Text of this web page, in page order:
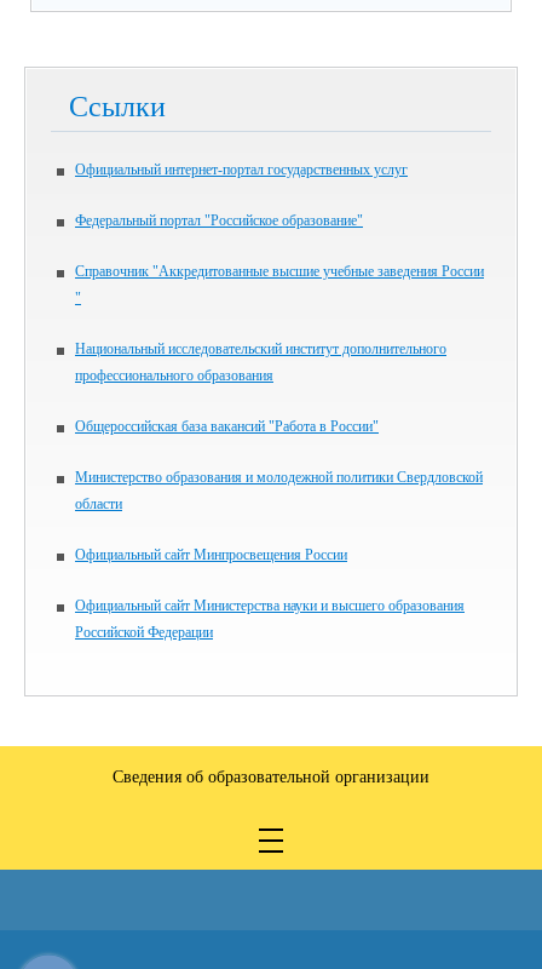
Ссылки
Официальный интернет-портал государственных услуг
Федеральный портал "Российское образование"
Справочник "Аккредитованные высшие учебные заведения России
"
Национальный исследовательский институт дополнительного
профессионального образования
Общероссийская база вакансий "Работа в России"
Министерство образования и молодежной политики Свердловской
области
Официальный сайт Минпросвещения России
Официальный сайт Министерства науки и высшего образования
Российской Федерации
Сведения об образовательной организации